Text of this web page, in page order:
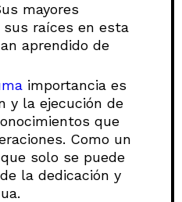
mayores
raíces en esta
aprendido de
importancia es
y la ejecución de
que
Como un
solo se puede
la dedicación y